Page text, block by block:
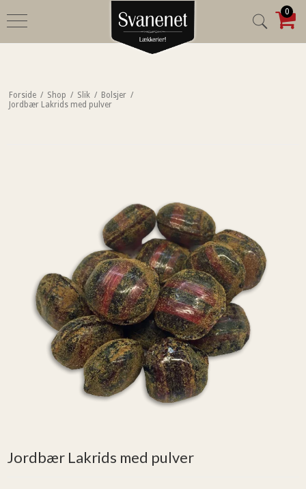
0
Forside / Shop / Slik / Bolsjer /
Jordbær Lakrids med pulver
Jordbær Lakrids med pulver